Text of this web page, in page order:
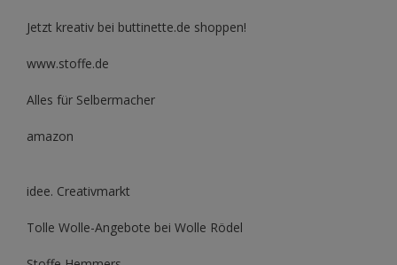
Jetzt kreativ bei buttinette.de shoppen!
www.stoffe.de
Alles für Selbermacher
amazon
idee. Creativmarkt
Tolle Wolle-Angebote bei Wolle Rödel